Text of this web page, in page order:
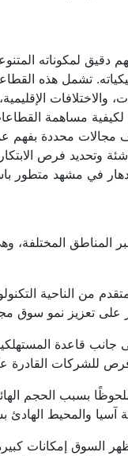
لمكوناته
تشمل هذه
والاختلافات
مساهمة
مجالات محددة بفهم
وتحديد فرص
في مشهد متطور
المختلفة،
من الناحية
على تعزيز نمو سوق
جانب قاعدة
للشركات القادرة
بسبب الحجم
والمحيط الهادئ
السوق إمكانات